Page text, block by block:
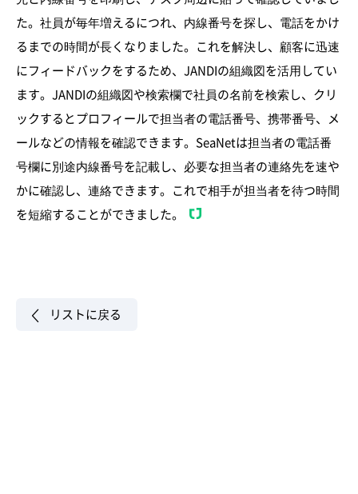
た。社員が毎年増えるにつれ、内線番号を探し、電話をかけ
るまでの時間が長くなりました。これを解決し、顧客に迅速
にフィードバックをするため、JANDIの組織図を活用してい
ます。JANDIの組織図や検索欄で社員の名前を検索し、クリ
ックするとプロフィールで担当者の電話番号、携帯番号、メ
ールなどの情報を確認できます。SeaNetは担当者の電話番
号欄に別途内線番号を記載し、必要な担当者の連絡先を速や
かに確認し、連絡できます。これで相手が担当者を待つ時間
を短縮することができました。
リストに戻る